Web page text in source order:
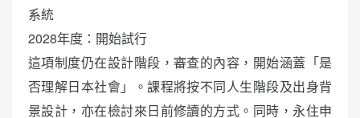
系統
2028年度：開始試行
這項制度仍在設計階段，審查的內容，開始涵蓋「是
否理解日本社會」。課程將按不同人生階段及出身背
景設計，亦在檢討來日前修讀的方式。同時，永住申